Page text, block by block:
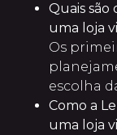
Quais são
uma loja
Os
escolha
Como a
uma loja